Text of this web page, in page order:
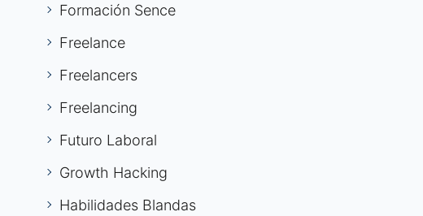
Formación Sence
Freelance
Freelancers
Freelancing
Futuro Laboral
Growth Hacking
Habilidades Blandas